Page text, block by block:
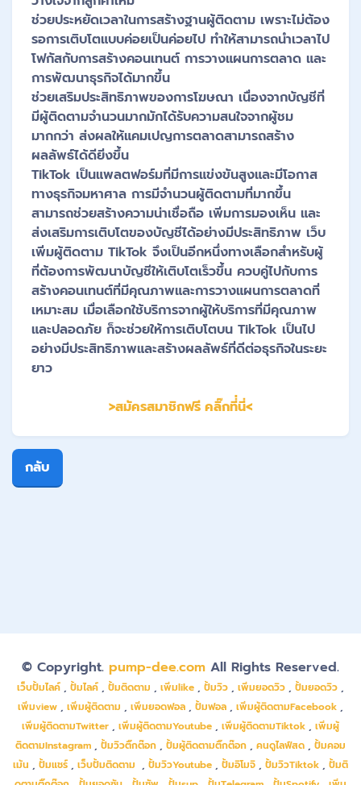
ช่วยประหยัดเวลาในการสร้างฐานผู้ติดตาม เพราะไม่ต้อง
รอการเติบโตแบบค่อยเป็นค่อยไป ทำให้สามารถนำเวลาไป
โฟกัสกับการสร้างคอนเทนต์ การวางแผนการตลาด และ
การพัฒนาธุรกิจได้มากขึ้น
ช่วยเสริมประสิทธิภาพของการโฆษณา เนื่องจากบัญชีที่
มีผู้ติดตามจำนวนมากมักได้รับความสนใจจากผู้ชม
มากกว่า ส่งผลให้แคมเปญการตลาดสามารถสร้าง
ผลลัพธ์ได้ดียิ่งขึ้น
TikTok เป็นแพลตฟอร์มที่มีการแข่งขันสูงและมีโอกาส
ทางธุรกิจมหาศาล การมีจำนวนผู้ติดตามที่มากขึ้น
สามารถช่วยสร้างความน่าเชื่อถือ เพิ่มการมองเห็น และ
ส่งเสริมการเติบโตของบัญชีได้อย่างมีประสิทธิภาพ เว็บ
เพิ่มผู้ติดตาม TikTok จึงเป็นอีกหนึ่งทางเลือกสำหรับผู้
ที่ต้องการพัฒนาบัญชีให้เติบโตเร็วขึ้น ควบคู่ไปกับการ
สร้างคอนเทนต์ที่มีคุณภาพและการวางแผนการตลาดที่
เหมาะสม เมื่อเลือกใช้บริการจากผู้ให้บริการที่มีคุณภาพ
และปลอดภัย ก็จะช่วยให้การเติบโตบน TikTok เป็นไป
อย่างมีประสิทธิภาพและสร้างผลลัพธ์ที่ดีต่อธุรกิจในระยะ
ยาว
>สมัครสมาชิกฟรี คลิ๊กที่่นี่<
กลับ
© Copyright. pump-dee.com All Rights Reserved.
เว็บปั้มไลค์ , ปั้มไลค์ , ปั้มติดตาม , เพิ่มlike , ปั้มวิว , เพิ่มยอดวิว , ปั้มยอดวิว ,
เพิ่มview , เพิ่มผู้ติดตาม , เพิ่มยอดฟอล , ปั้มฟอล , เพิ่มผู้ติดตามFacebook ,
เพิ่มผู้ติดตามTwitter , เพิ่มผู้ติดตามYoutube , เพิ่มผู้ติดตามTiktok , เพิ่มผู้
ติดตามInstagram , ปั้มวิวติ๊กต๊อก , ปั้มผู้ติดตามติ๊กต๊อก , คนดูไลฟ์สด , ปั้มคอม
เม้น , ปั้มแชร์ , เว็บปั้มติดตาม , ปั้มวิวYoutube , ปั้มอิโมจิ , ปั้มวิวTiktok , ปั้มติ